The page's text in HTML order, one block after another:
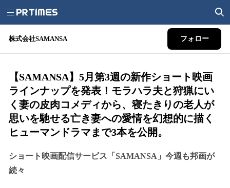
株式会社SAMANSA フォロー
【SAMANSA】5月第3週の新作ショート映画
ラインナップを発表！モラハラ夫と狩猟にい
く妻の皮肉コメディから、寝たきりの老人が
思いを馳せる亡き妻への愛情を幻想的に描く
ヒューマンドラマまで3本を公開。
ショート映画配信サービス「SAMANSA」今週も邦画が
続々